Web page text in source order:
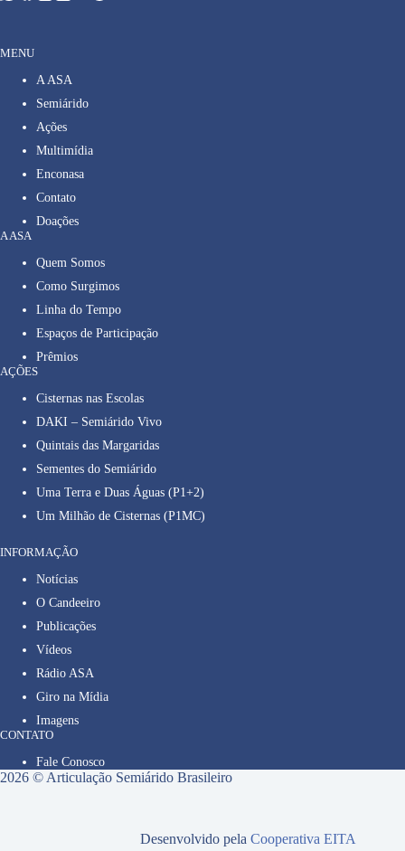
MENU
A ASA
Semiárido
Ações
Multimídia
Enconasa
Contato
Doações
A ASA
Quem Somos
Como Surgimos
Linha do Tempo
Espaços de Participação
Prêmios
AÇÕES
Cisternas nas Escolas
DAKI – Semiárido Vivo
Quintais das Margaridas
Sementes do Semiárido
Uma Terra e Duas Águas (P1+2)
Um Milhão de Cisternas (P1MC)
INFORMAÇÃO
Notícias
O Candeeiro
Publicações
Vídeos
Rádio ASA
Giro na Mídia
Imagens
CONTATO
Fale Conosco
2026 © Articulação Semiárido Brasileiro
Desenvolvido pelaCooperativa EITA